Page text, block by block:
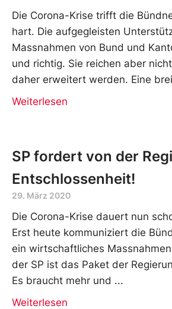
Die Corona-Krise trifft die
hart. Die aufgegleisten
Massnahmen von Bund und
und richtig. Sie reichen aber
daher erweitert werden. Eine
Weiterlesen
SP fordert von der
Entschlossenheit!
29. März 2020
Die Corona-Krise dauert nun
Erst heute kommuniziert die
ein wirtschaftliches
der SP ist das Paket der
Es braucht mehr und
Weiterlesen